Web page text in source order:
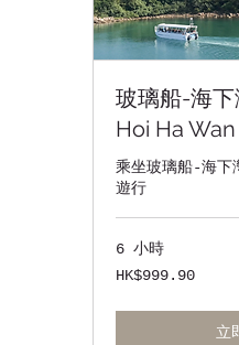
玻璃船-海
Hoi Ha Wan
乘坐玻璃船-海下
遊行
6 小時
999.90
港
HK$999.90
立